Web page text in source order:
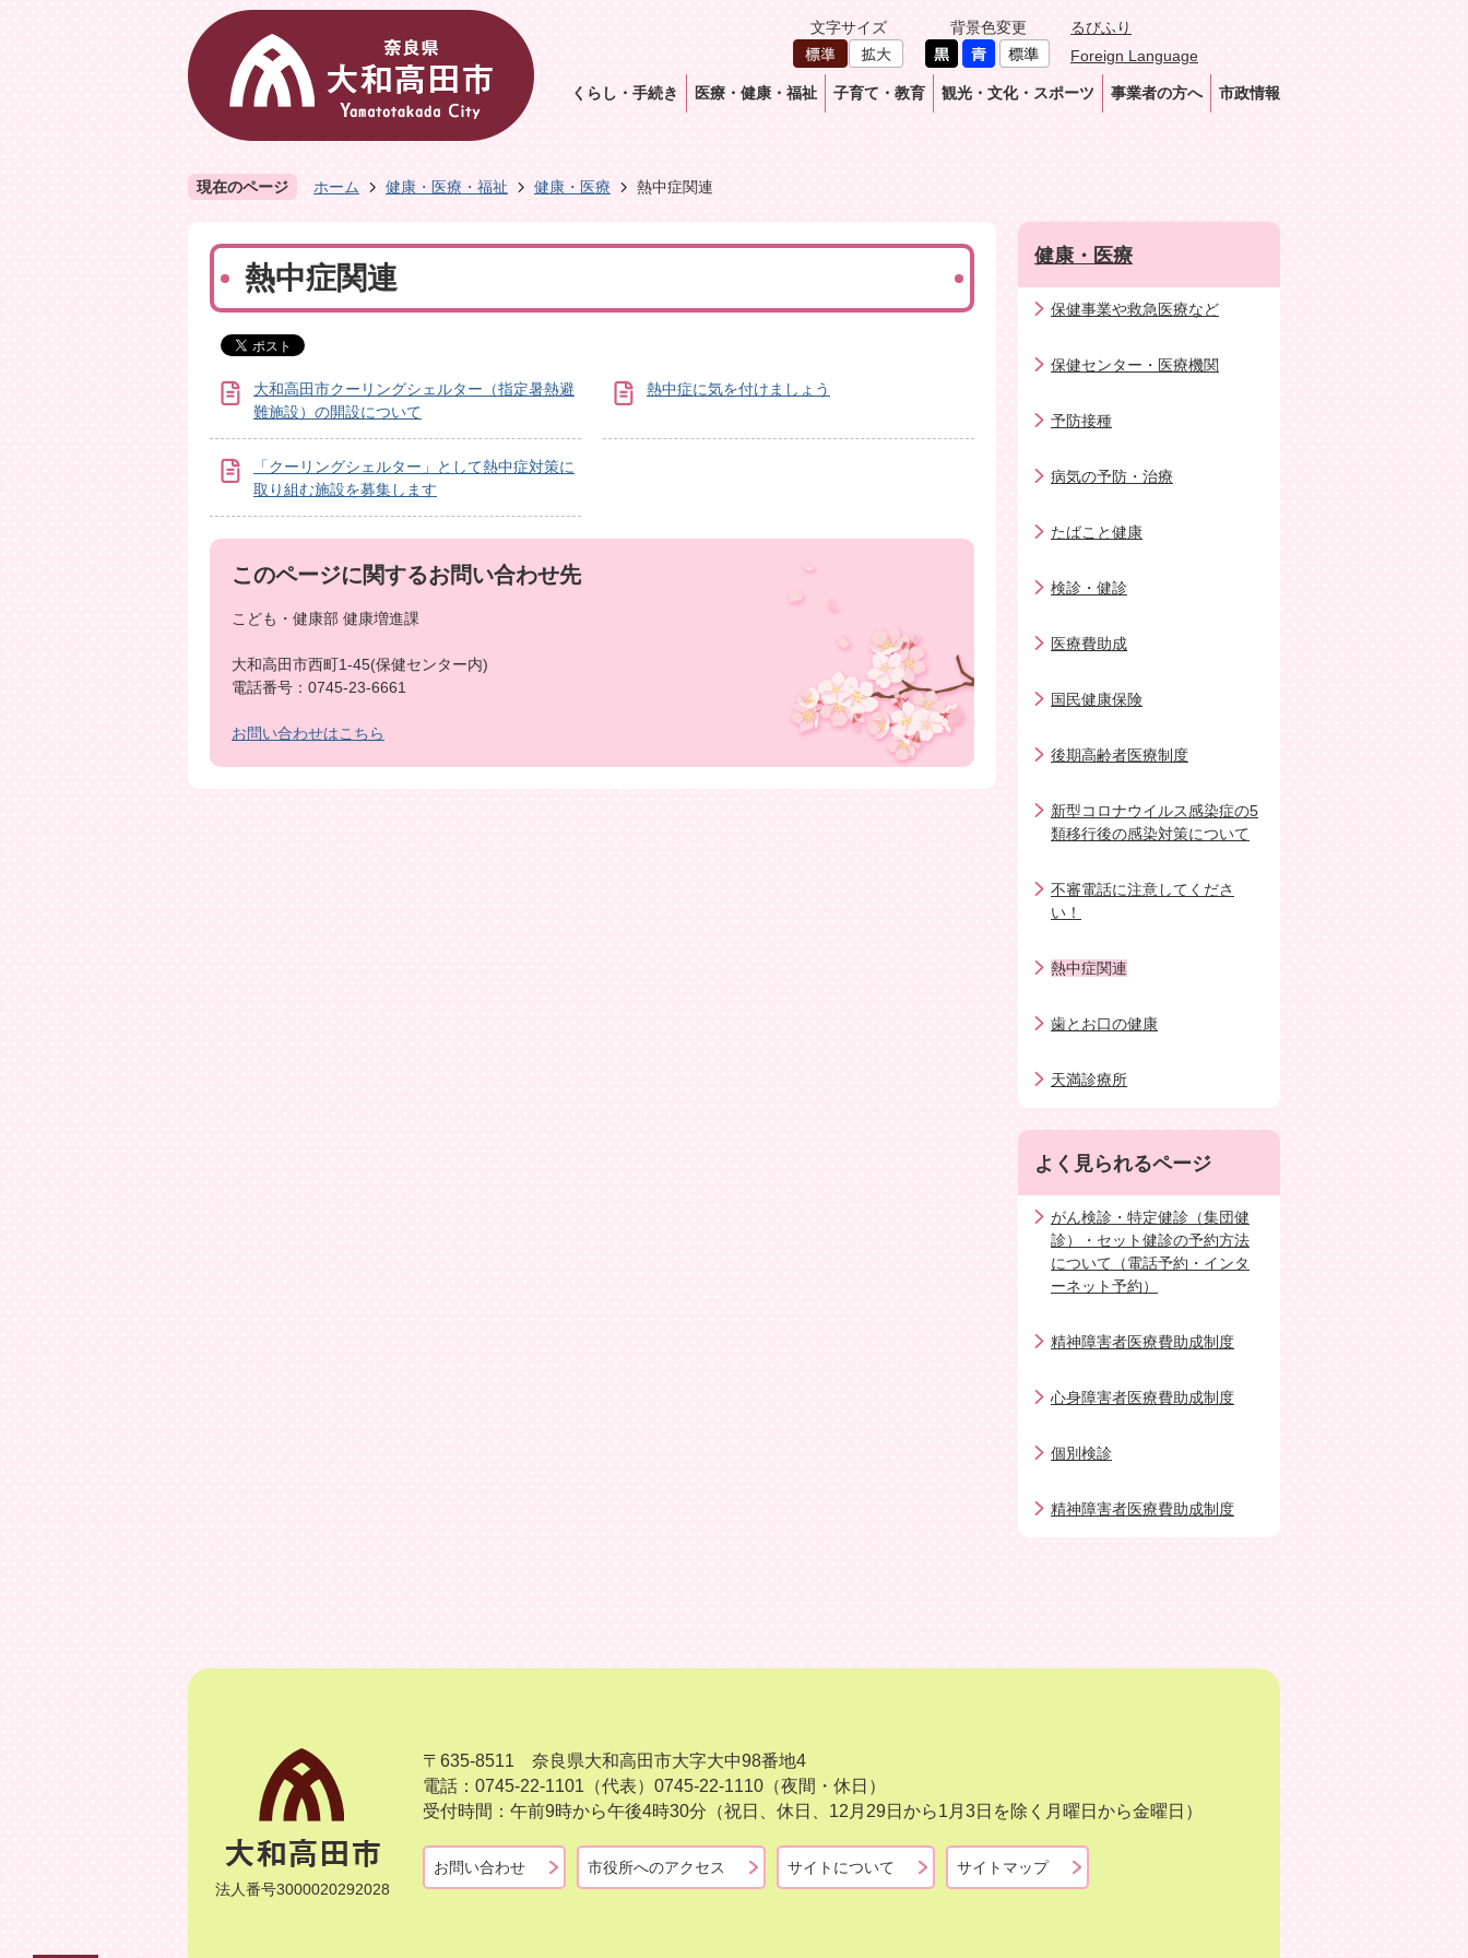
文字サイズ 背景色変更
るびふり
Foreign Language
くらし・手続き 医療・健康・福祉 子育て・教育 観光・文化・スポーツ 事業者の方へ 市政情報
現在のページ ホーム 健康・医療・福祉 健康・医療 熱中症関連
熱中症関連
大和高田市クーリングシェルター（指定暑熱避
難施設）の開設について
熱中症に気を付けましょう
「クーリングシェルター」として熱中症対策に
取り組む施設を募集します
このページに関するお問い合わせ先
こども・健康部 健康増進課
大和高田市西町1-45(保健センター内)
電話番号：0745-23-6661
お問い合わせはこちら
健康・医療
保健事業や救急医療など
保健センター・医療機関
予防接種
病気の予防・治療
たばこと健康
検診・健診
医療費助成
国民健康保険
後期高齢者医療制度
新型コロナウイルス感染症の5
類移行後の感染対策について
不審電話に注意してくださ
い！
熱中症関連
歯とお口の健康
天満診療所
よく見られるページ
がん検診・特定健診（集団健
診）・セット健診の予約方法
について（電話予約・インタ
ーネット予約）
精神障害者医療費助成制度
心身障害者医療費助成制度
個別検診
精神障害者医療費助成制度
法人番号3000020292028
〒635-8511 奈良県大和高田市大字大中98番地4
電話：0745-22-1101（代表） 0745-22-1110（夜間・休日）
受付時間：午前9時から午後4時30分（祝日、休日、12月29日から1月3日を除く月曜日から金曜日）
お問い合わせ 市役所へのアクセス サイトについて サイトマップ